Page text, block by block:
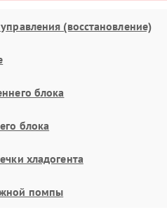
(восстановление)
блока
блока
хладогента
помпы